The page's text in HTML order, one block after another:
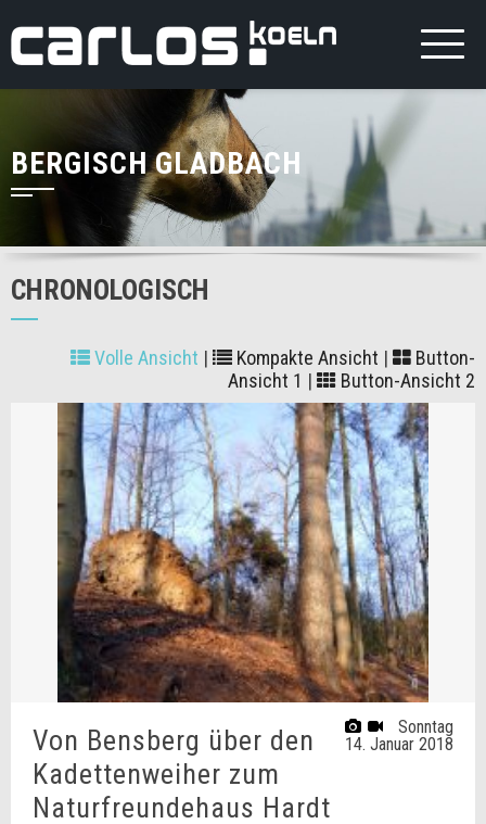
BERGISCH GLADBACH
CHRONOLOGISCH
Volle Ansicht | Kompakte Ansicht |
Button-
Ansicht 1 | Button-Ansicht 2
Sonntag
14. Januar 2018
Von Bensberg über den
Kadettenweiher zum
Naturfreundehaus Hardt